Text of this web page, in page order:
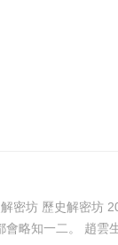
槍，在長坂坡